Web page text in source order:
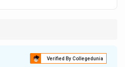
Verified By Collegedunia